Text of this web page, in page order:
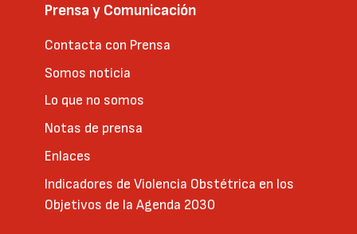
Prensa y Comunicación
Contacta con Prensa
Somos noticia
Lo que no somos
Notas de prensa
Enlaces
Indicadores de Violencia Obstétrica en los
Objetivos de la Agenda 2030